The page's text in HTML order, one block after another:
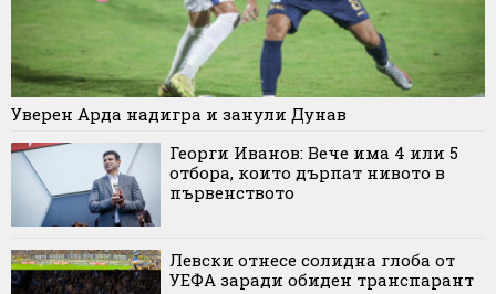
Уверен Арда надигра и занули Дунав
Георги Иванов: Вече има 4 или 5
отбора, които дърпат нивото в
първенството
Левски отнесе солидна глоба от
УЕФА заради обиден транспарант